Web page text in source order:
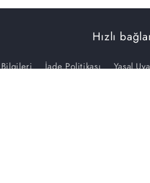
Hızlı
İade Politikası Yasal